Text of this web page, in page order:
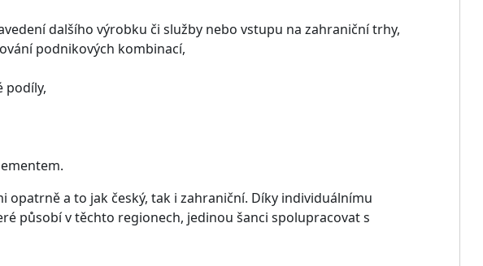
dalšího výrobku či služby nebo vstupu na zahraniční trhy,
podnikových kombinací,
podíly,
a to jak český, tak i zahraniční. Díky individuálnímu
působí v těchto regionech, jedinou šanci spolupracovat s